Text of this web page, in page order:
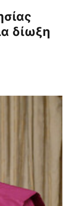
δίωξη